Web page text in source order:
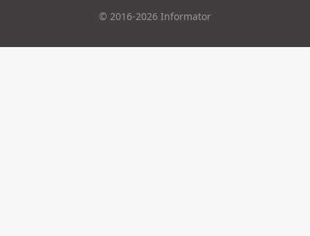
© 2016-2026 Informator